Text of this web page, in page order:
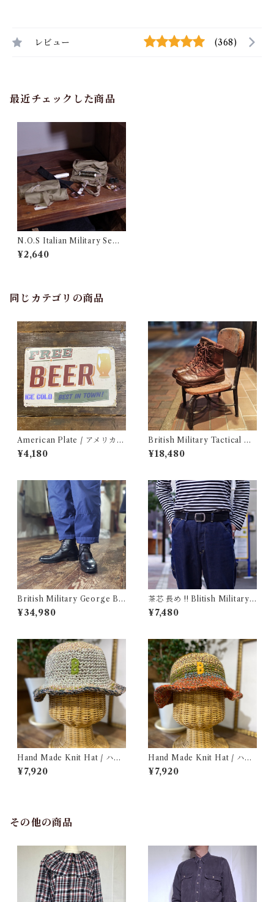
レビュー (368)
最近チェックした商品
N.O.S Italian Military Sewi
ng Kit / イタリア軍 デッドス
トック ソーイング セット 古着
¥2,640
同じカテゴリの商品
American Plate / アメリカン
プレート
¥4,180
British Military Tactical Bo
ots Brown 8W / BATES / イ
ギリス軍 コンバット ブーツ ベ
¥18,480
British Military George Bo
ots 10M / Made in England
/ イギリス軍 ジョージブーツ
¥34,980
茶芯 長め !! Blitish Military
UK Leather Belt Black / イ
ギリス軍 レザー ベルト 96〜1
¥7,480
Hand Made Knit Hat / ハン
ドメイド ニット ハット
¥7,920
Hand Made Knit Hat / ハン
ド メイド ニット ハット
¥7,920
その他の商品